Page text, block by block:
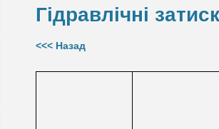
Гідравлічні
<<< Назад